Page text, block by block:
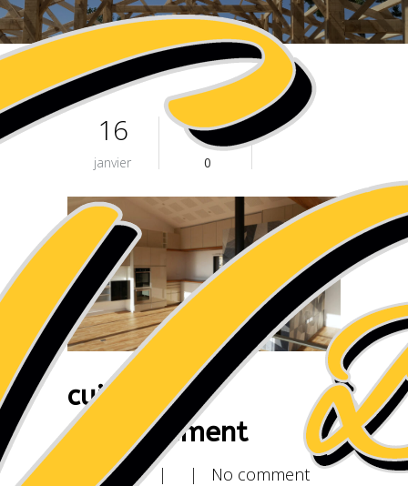
16
janvier 0
cuisine et
ameublement
| | No comment